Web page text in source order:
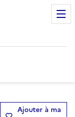
Ajouter à ma